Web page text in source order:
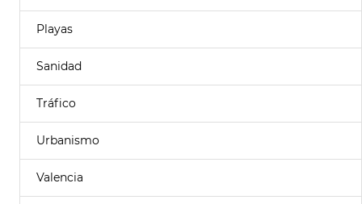
Playas
Sanidad
Tráfico
Urbanismo
Valencia